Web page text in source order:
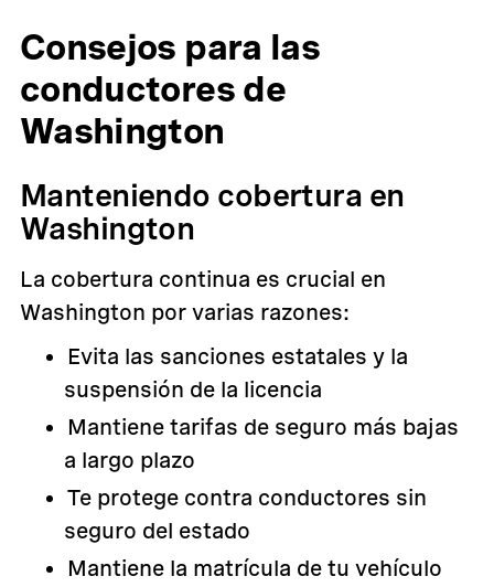
Consejos para las
conductores de
Washington
Manteniendo cobertura en
Washington
La cobertura continua es crucial en
Washington por varias razones:
Evita las sanciones estatales y la
suspensión de la licencia
Mantiene tarifas de seguro más bajas
a largo plazo
Te protege contra conductores sin
seguro del estado
Mantiene la matrícula de tu vehículo